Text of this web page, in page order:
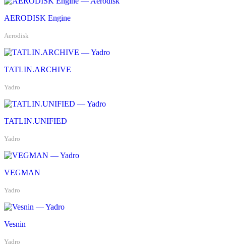
AERODISK Engine
Aerodisk
TATLIN.ARCHIVE
Yadro
TATLIN.UNIFIED
Yadro
VEGMAN
Yadro
Vesnin
Yadro